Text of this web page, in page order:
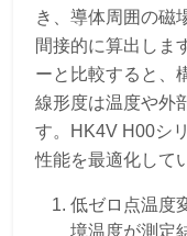
き、導体周囲の磁
間接的に算出しま
ーと比較すると、
線形度は温度や外
す。HK4V H00シ
性能を最適化して
低ゼロ点温度
境温度が測定